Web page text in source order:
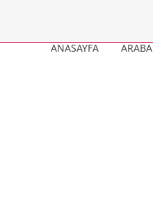
ANASAYFA
ARABA